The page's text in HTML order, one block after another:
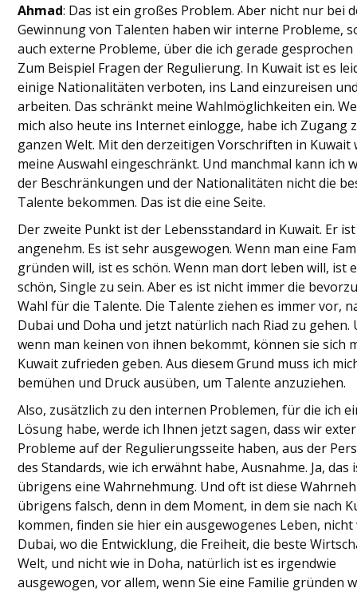
Ahmad: Das ist ein großes Problem. Aber nicht nur bei
Gewinnung von Talenten haben wir interne Probleme,
auch externe Probleme, über die ich gerade gesprochen
Zum Beispiel Fragen der Regulierung. In Kuwait ist es
einige Nationalitäten verboten, ins Land einzureisen
arbeiten. Das schränkt meine Wahlmöglichkeiten ein.
mich also heute ins Internet einlogge, habe ich Zugang
ganzen Welt. Mit den derzeitigen Vorschriften in Kuwait
meine Auswahl eingeschränkt. Und manchmal kann ich
der Beschränkungen und der Nationalitäten nicht die
Talente bekommen. Das ist die eine Seite.
Der zweite Punkt ist der Lebensstandard in Kuwait. Er
angenehm. Es ist sehr ausgewogen. Wenn man eine
gründen will, ist es schön. Wenn man dort leben will, ist
schön, Single zu sein. Aber es ist nicht immer die
Wahl für die Talente. Die Talente ziehen es immer vor,
Dubai und Doha und jetzt natürlich nach Riad zu gehen.
wenn man keinen von ihnen bekommt, können sie sich
Kuwait zufrieden geben. Aus diesem Grund muss ich
bemühen und Druck ausüben, um Talente anzuziehen.
Also, zusätzlich zu den internen Problemen, für die ich
Lösung habe, werde ich Ihnen jetzt sagen, dass wir
Probleme auf der Regulierungsseite haben, aus der
des Standards, wie ich erwähnt habe, Ausnahme. Ja, das
übrigens eine Wahrnehmung. Und oft ist diese
übrigens falsch, denn in dem Moment, in dem sie nach
kommen, finden sie hier ein ausgewogenes Leben, nicht
Dubai, wo die Entwicklung, die Freiheit, die beste
Welt, und nicht wie in Doha, natürlich ist es irgendwie
ausgewogen, vor allem, wenn Sie eine Familie gründen